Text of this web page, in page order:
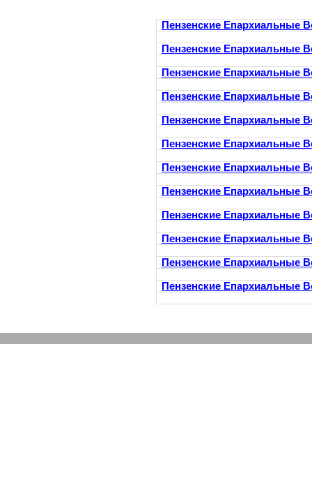
Пензенские Епархиальные
Пензенские Епархиальные
Пензенские Епархиальные
Пензенские Епархиальные
Пензенские Епархиальные
Пензенские Епархиальные
Пензенские Епархиальные
Пензенские Епархиальные
Пензенские Епархиальные
Пензенские Епархиальные
Пензенские Епархиальные
Пензенские Епархиальные